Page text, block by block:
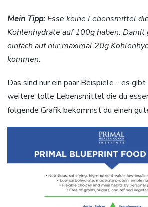
Mein Tipp:Esse keine Lebensmittel
Kohlenhydrate auf 100g haben.
einfach auf nur maximal 20g
kommen.
Das sind nur ein paar Beispiele… es
weitere tolle Lebensmittel die du
folgende Grafik bekommst du einen